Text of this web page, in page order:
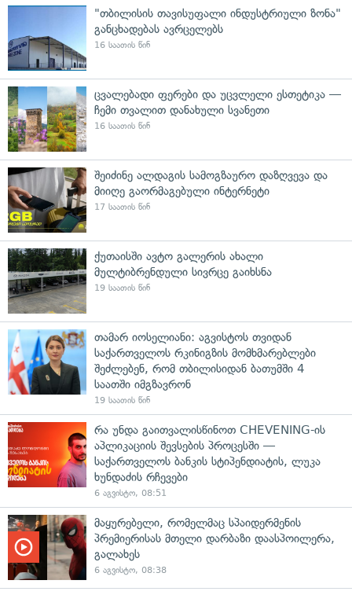
"თბილისის თავისუფალი ინდუსტრიული ზონა"
განცხადებას ავრცელებს
16 საათის წინ
ცვალებადი ფერები და უცვლელი ესთეტიკა —
ჩემი თვალით დანახული სვანეთი
16 საათის წინ
შეიძინე ალდაგის სამოგზაურო დაზღვევა და
მიიღე გაორმაგებული ინტერნეტი
17 საათის წინ
ქუთაისში ავტო გალერის ახალი
მულტიბრენდული სივრცე გაიხსნა
19 საათის წინ
თამარ იოსელიანი: აგვისტოს თვიდან
საქართველოს რკინიგზის მომხმარებლები
შეძლებენ, რომ თბილისიდან ბათუმში 4
საათში იმგზავრონ
19 საათის წინ
რა უნდა გაითვალისწინოთ CHEVENING-ის
აპლიკაციის შევსების პროცესში —
საქართველოს ბანკის სტიპენდიატის, ლუკა
ხუნდაძის რჩევები
6 აგვისტო, 08:51
მაყურებელი, რომელმაც სპაიდერმენის
პრემიერისას მთელი დარბაზი დაასპოილერა,
გალახეს
6 აგვისტო, 08:38